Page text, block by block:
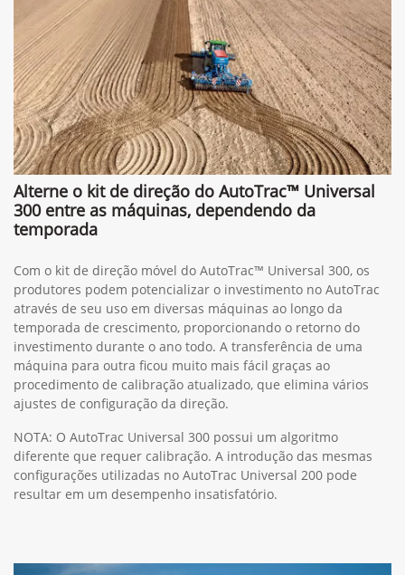
Alterne o kit de direção do AutoTrac™ Universal
300 entre as máquinas, dependendo da
temporada
Com o kit de direção móvel do AutoTrac™ Universal 300, os
produtores podem potencializar o investimento no AutoTrac
através de seu uso em diversas máquinas ao longo da
temporada de crescimento, proporcionando o retorno do
investimento durante o ano todo. A transferência de uma
máquina para outra ficou muito mais fácil graças ao
procedimento de calibração atualizado, que elimina vários
ajustes de configuração da direção.
NOTA: O AutoTrac Universal 300 possui um algoritmo
diferente que requer calibração. A introdução das mesmas
configurações utilizadas no AutoTrac Universal 200 pode
resultar em um desempenho insatisfatório.